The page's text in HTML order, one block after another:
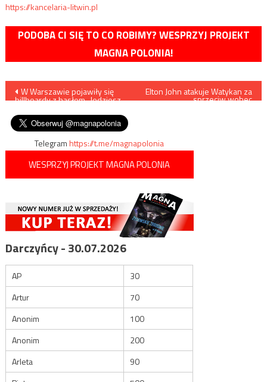
https://kancelaria-litwin.pl
PODOBA CI SIĘ TO CO ROBIMY? WESPRZYJ PROJEKT
MAGNA POLONIA!
Nawigacja
wpisu
W Warszawie pojawiły się
billboardy z hasłem „Jedziesz
Elton John atakuje Watykan za
sprzeciw wobec
Telegramhttps://t.me/magnapolonia
WESPRZYJ PROJEKT MAGNA POLONIA
Darczyńcy - 30.07.2026
AP
30
Artur
70
Anonim
100
Anonim
200
Arleta
90